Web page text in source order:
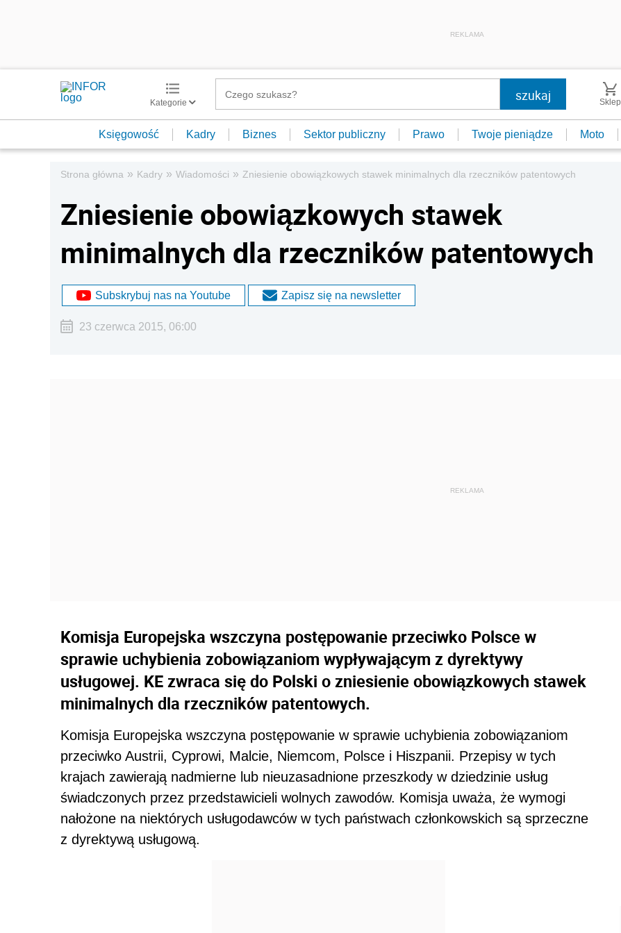
REKLAMA
Kategorie Sklep
Księgowość Kadry Biznes Sektor publiczny Prawo Twoje pieniądze Moto
Strona główna » Kadry » Wiadomości » Zniesienie obowiązkowych stawek minimalnych dla rzeczników patentowych
Zniesienie obowiązkowych stawek
minimalnych dla rzeczników patentowych
Subskrybuj nas na Youtube Zapisz się na newsletter
23 czerwca 2015, 06:00
Komisja Europejska wszczyna postępowanie przeciwko Polsce w
sprawie uchybienia zobowiązaniom wypływającym z dyrektywy
usługowej. KE zwraca się do Polski o zniesienie obowiązkowych stawek
minimalnych dla rzeczników patentowych.
Komisja Europejska wszczyna postępowanie w sprawie uchybienia zobowiązaniom
przeciwko Austrii, Cyprowi, Malcie, Niemcom, Polsce i Hiszpanii. Przepisy w tych
krajach zawierają nadmierne lub nieuzasadnione przeszkody w dziedzinie usług
świadczonych przez przedstawicieli wolnych zawodów. Komisja uważa, że wymogi
nałożone na niektórych usługodawców w tych państwach członkowskich są sprzeczne
z dyrektywą usługową.